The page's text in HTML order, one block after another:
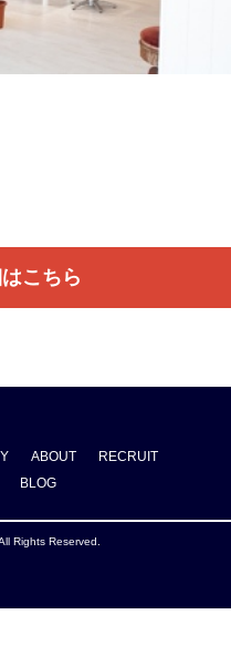
こちら
ABOUT
RECRUIT
BLOG
Rights Reserved.